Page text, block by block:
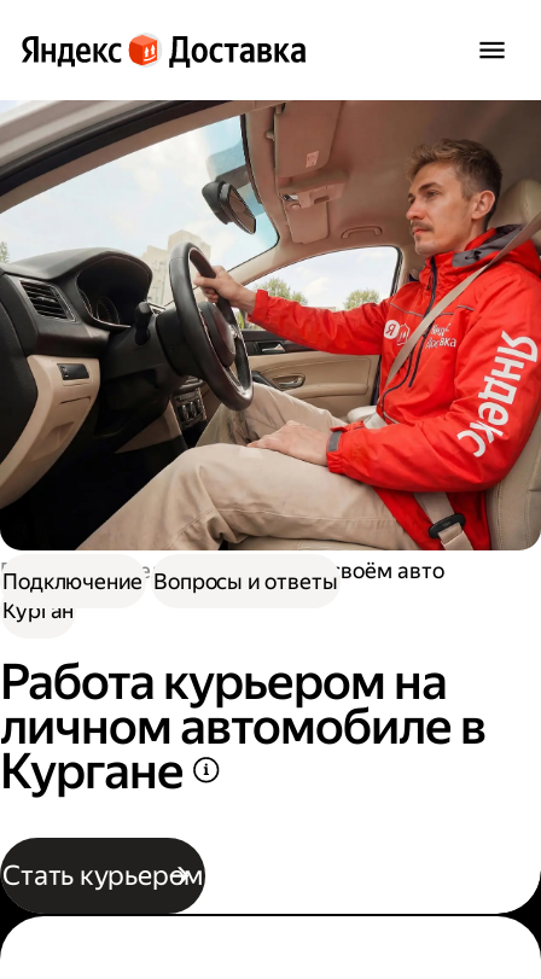
Работа водителем
Работа на своём авто
Курган
Работа курьером на
личном автомобиле в
Кургане
Стать курьером
Подключение Вопросы и ответы